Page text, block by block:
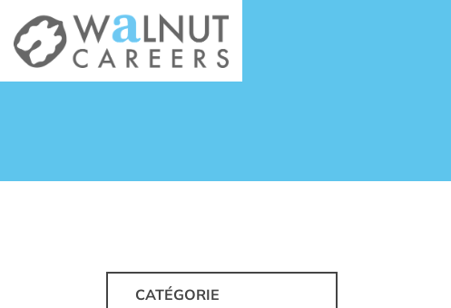
CATÉGORIE